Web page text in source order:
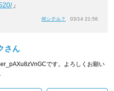
」
何シテル？ 03/14 21:56
さん
です。よろしくお願い